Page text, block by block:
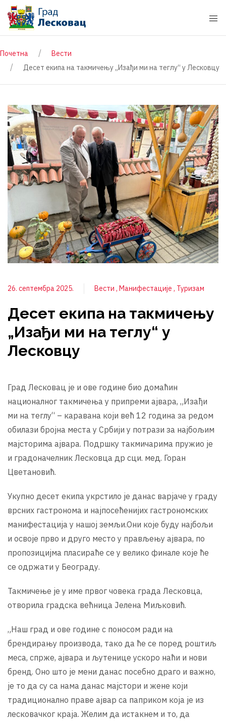
Почетна
Вести
Десет екипа на такмичењу „Изађи ми на теглу“ у Лесковцу
26. септембра 2025. Вести Манифестације Туризам
Десет екипа на такмичењу
„Изађи ми на теглу“ у
Лесковцу
Град Лесковац је и ове године био домаћин
националног такмичења у припреми ајвара, „Изађи
ми на теглу“ – каравана који већ 12 година за редом
обилази бројна места у Србији у потрази за најбољим
мајсторима ајвара. Подршку такмичарима пружио је
и градоначелник Лесковца др сци. мед. Горан
Цветановић.
Укупно десет екипа укрстило је данас варјаче у граду
врсних гастронома и најпосећенијих гастрономских
манифестација у нашој земљи.Они које буду најбољи
и освоје прво и друго место у прављењу ајвара, по
пропозицијма пласираће се у велико финале које ће
се одржати у Београду.
Такмичење је у име првог човека града Лесковца,
отворила градска већница Јелена Миљковић.
„Наш град и ове године с поносом ради на
брендирању производа, тако да ће се поред роштиљ
меса, спрже, ајвара и љутенице ускоро наћи и нови
бренд. Оно што је мени данас посебно драго и важно,
је то да су са нама данас мајстори и жене који
традиционално праве ајвар са паприком која је из
лесковачког краја. Желим да истакнем и то, да